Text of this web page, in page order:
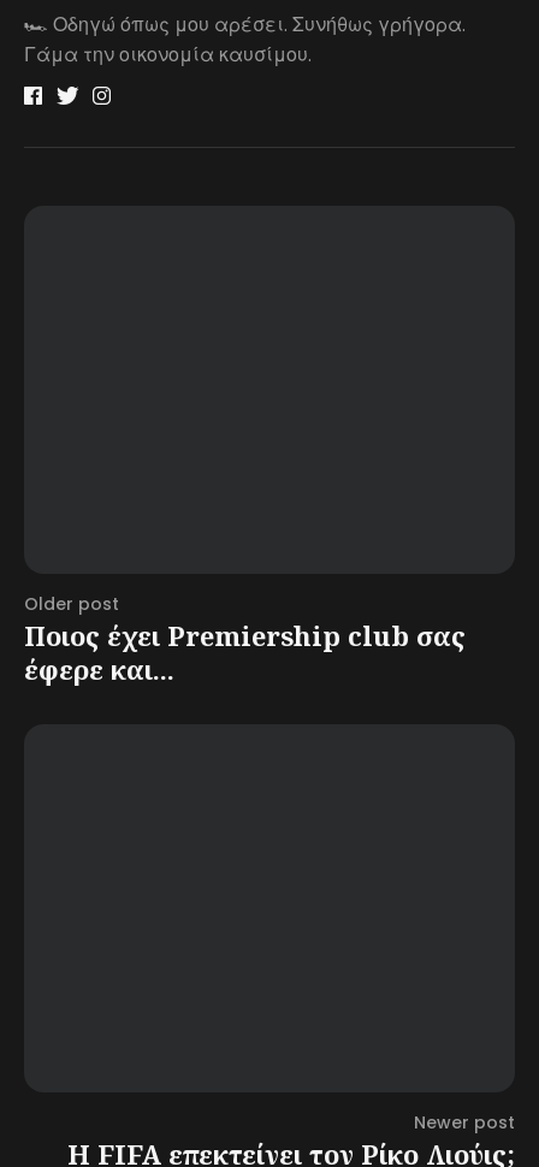
🏎 Οδηγώ όπως μου αρέσει. Συνήθως γρήγορα.
Γάμα την οικονομία καυσίμου.
Older post
Ποιος έχει Premiership club σας
έφερε και...
Newer post
Η FIFA επεκτείνει τον Ρίκο Λιούις;